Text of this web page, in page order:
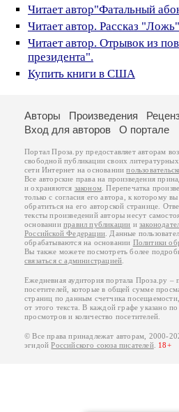
Читает автор"Фатальный
Читает автор. Рассказ
Читает автор. Отрывок из
президента".
Купить книги в США
Авторы Произведения
Вход для авторов
О портале
Портал Проза.ру предоставляет авторам
свободной публикации своих
сети Интернет на основании
Все авторские права на произведения
и охраняются законом . Перепечатка
только с согласия его автора, к которому
обратиться на его авторской странице.
тексты произведений авторы несут
основанииправил публикации и
Российской Федерации . Данные
обрабатываются на основании Политики
Вы также можете посмотреть более
связаться с администрацией
Ежедневная аудитория портала Проза.ру –
посетителей, которые в общей сумме
страниц по данным счетчика
от этого текста. В каждой графе указано
просмотров и количество посетителей.
© Все права принадлежат авторам, 2000-
эгидойРоссийского союза писателей. 18+